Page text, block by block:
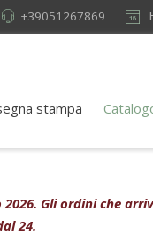
+39051267869
stampa
Gli ordini che
24.